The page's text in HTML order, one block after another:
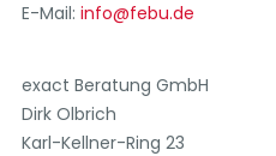
E-Mail: info@febu.de
exact Beratung GmbH
Dirk Olbrich
Karl-Kellner-Ring 23